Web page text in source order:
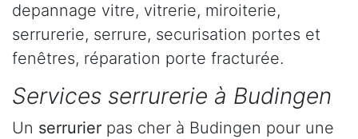
depannage vitre, vitrerie, miroiterie,
serrurerie, serrure, securisation portes et
fenêtres, réparation porte fracturée.
Services serrurerie à Budingen
Un serrurier pas cher à Budingen pour une